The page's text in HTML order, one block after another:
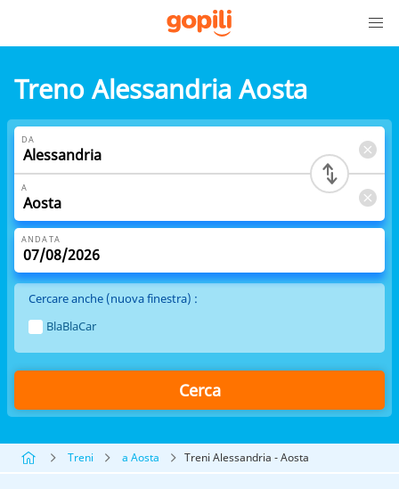
Treno Alessandria Aosta
DA
A
ANDATA
Cercare anche (nuova finestra) :
BlaBlaCar
Cerca
Treni a Aosta Treni Alessandria - Aosta